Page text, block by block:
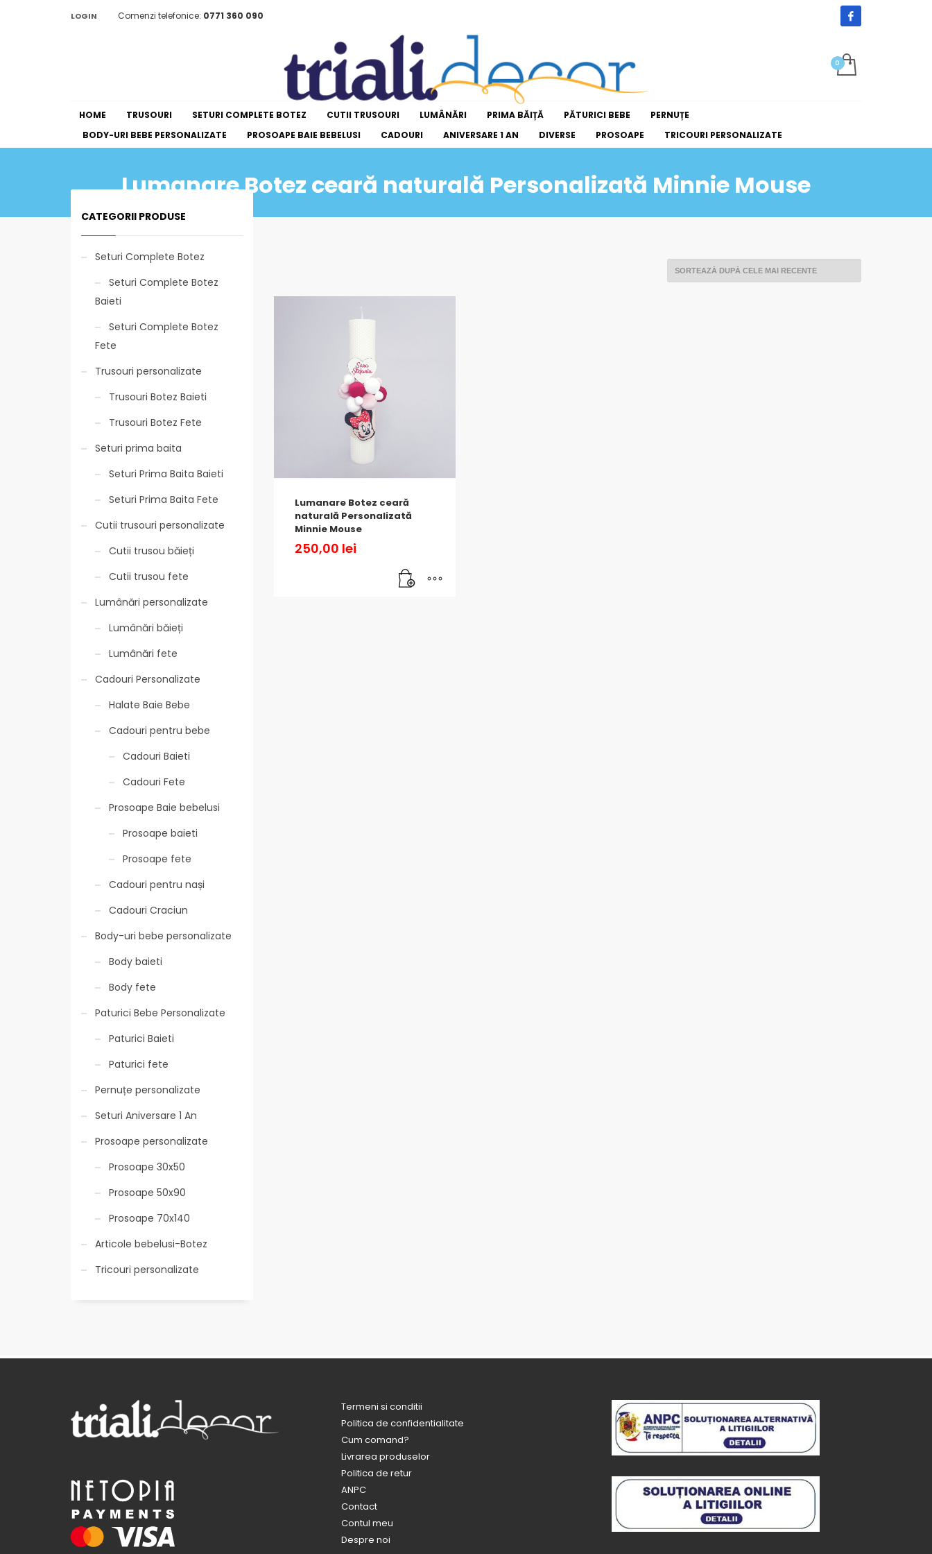
LOGIN Comenzi telefonice: 0771 360 090
HOME TRUSOURI SETURI COMPLETE BOTEZ CUTII TRUSOURI LUMÂNĂRI PRIMA BĂIȚĂ PĂTURICI BEBE
PERNUȚE
BODY-URI BEBE PERSONALIZATE
PROSOAPE BAIE BEBELUSI CADOURI ANIVERSARE 1 AN DIVERSE PROSOAPE TRICOURI PERSONALIZATE
Lumanare Botez ceară naturală Personalizată Minnie Mouse
Lumanare Botez ceară
naturală Personalizată
Minnie Mouse
250,00 lei
CATEGORII PRODUSE
Seturi Complete Botez
Seturi Complete Botez
Baieti
Seturi Complete Botez
Fete
Trusouri personalizate
Trusouri Botez Baieti
Trusouri Botez Fete
Seturi prima baita
Seturi Prima Baita Baieti
Seturi Prima Baita Fete
Cutii trusouri personalizate
Cutii trusou băieți
Cutii trusou fete
Lumânări personalizate
Lumânări băieți
Lumânări fete
Cadouri Personalizate
Halate Baie Bebe
Cadouri pentru bebe
Cadouri Baieti
Cadouri Fete
Prosoape Baie bebelusi
Prosoape baieti
Prosoape fete
Cadouri pentru nași
Cadouri Craciun
Body-uri bebe personalizate
Body baieti
Body fete
Paturici Bebe Personalizate
Paturici Baieti
Paturici fete
Pernuțe personalizate
Seturi Aniversare 1 An
Prosoape personalizate
Prosoape 30x50
Prosoape 50x90
Prosoape 70x140
Articole bebelusi-Botez
Tricouri personalizate
Termeni si conditii
Politica de confidentialitate
Cum comand?
Livrarea produselor
Politica de retur
ANPC
Contact
Contul meu
Despre noi